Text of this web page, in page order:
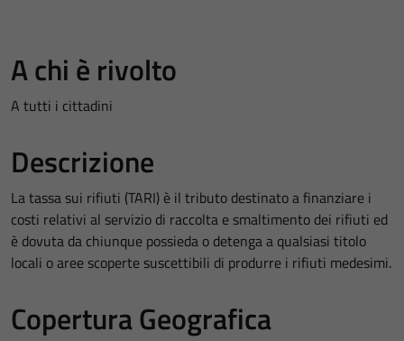
A chi è rivolto
A tutti i cittadini
Descrizione
La tassa sui rifiuti (TARI) è il tributo destinato a finanziare i
costi relativi al servizio di raccolta e smaltimento dei rifiuti ed
è dovuta da chiunque possieda o detenga a qualsiasi titolo
locali o aree scoperte suscettibili di produrre i rifiuti medesimi.
Copertura Geografica